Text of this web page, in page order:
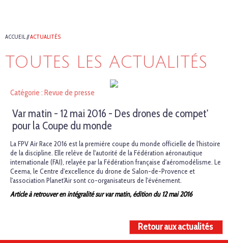
ACCUEIL//ACTUALITÉS
TOUTES LES ACTUALITÉS
Catégorie : Revue de presse
Var matin - 12 mai 2016 - Des drones de compet'
pour la Coupe du monde
La FPV Air Race 2016 est la première coupe du monde officielle de l'histoire
de la discipline. Elle relève de l'autorité de la Fédération aéronautique
internationale (FAI), relayée par la Fédération française d'aéromodélisme. Le
Ceema, le Centre d'excellence du drone de Salon-de-Provence et
l'association Planet'Air sont co-organisateurs de l'événement.
Article à retrouver en intégralité sur var matin, édition du 12 mai 2016
Retour aux actualités